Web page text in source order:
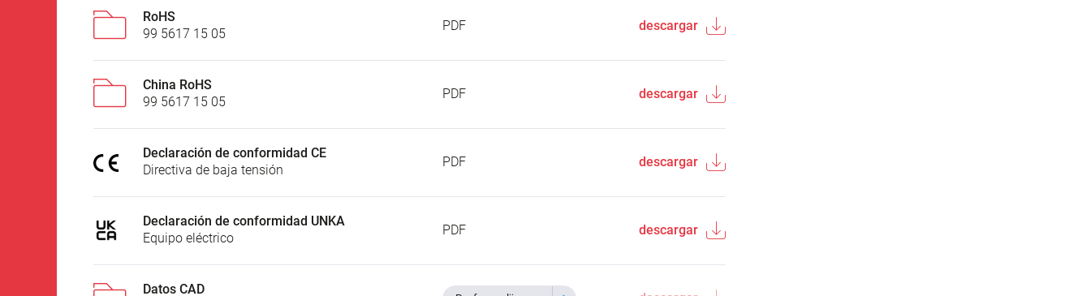
RoHS
99 5617 15 05
PDF descargar
China RoHS
99 5617 15 05
PDF descargar
Declaración de conformidad CE
Directiva de baja tensión
PDF descargar
Declaración de conformidad UNKA
Equipo eléctrico
PDF descargar
Datos CAD